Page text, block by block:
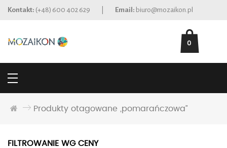
Kontakt: (+48) 600 402 629 Email: biuro@mozaikon.pl
0
Produkty otagowane „pomarańczowa”
FILTROWANIE WG CENY